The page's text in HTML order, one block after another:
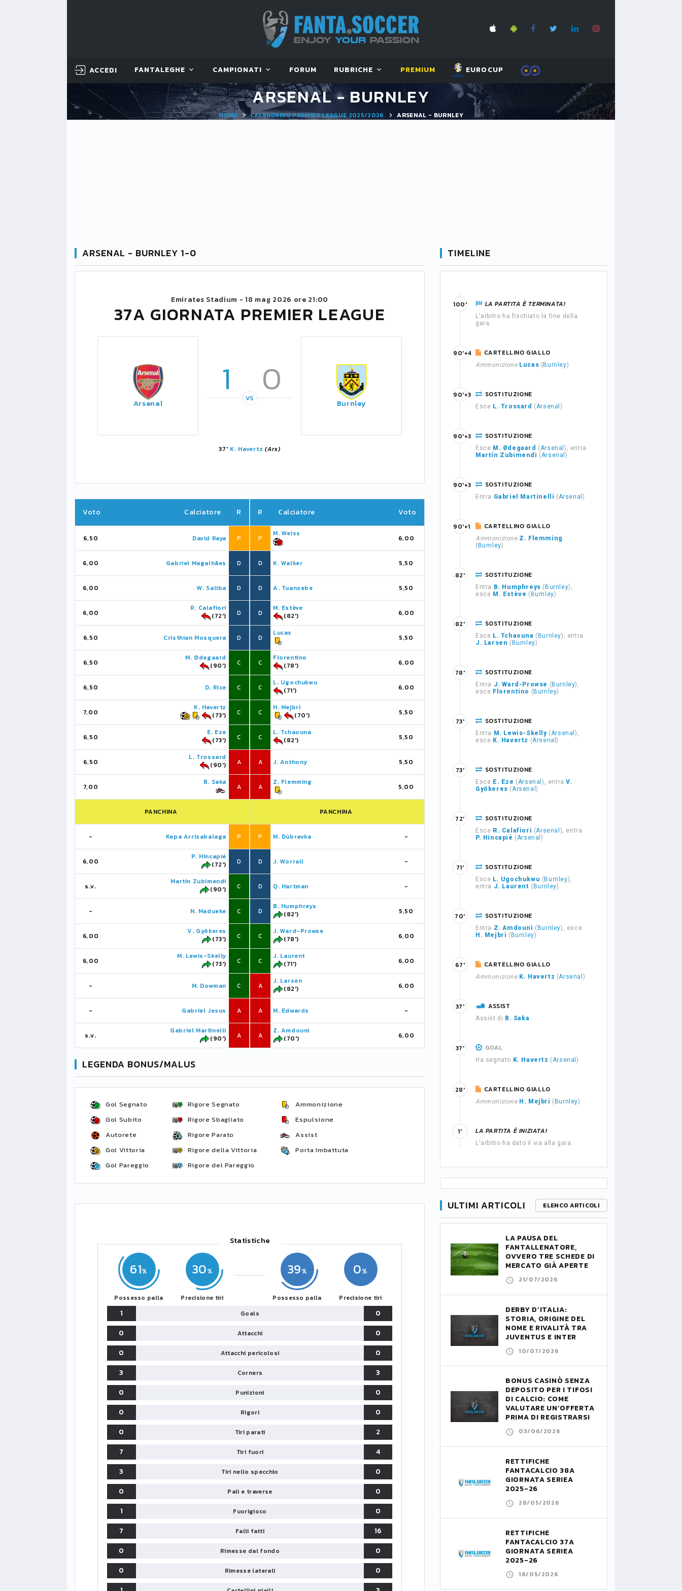
ACCEDI FANTALEGHE CAMPIONATI FORUM RUBRICHE PREMIUM EUROCUP
ARSENAL - BURNLEY
HOME CALENDARIO PREMIER LEAGUE 2025/2026 ARSENAL - BURNLEY
ARSENAL - BURNLEY 1-0
Emirates Stadium -18 mag 2026 ore 21:00
37A GIORNATA PREMIER LEAGUE
Arsenal
1 0
VS Burnley
37' K. Havertz (Ars)
Voto Calciatore R
6,50 David Raya P
6,00 Gabriel Magalhães D
6,00 W. Saliba D
6,00
R. Calafiori
(72')
D
6,50 Cristhian Mosquera D
6,50
M. Ødegaard
(90')
C
6,50 D. Rice C
7,00
K. Havertz
(73')
C
6,50
E. Eze
(73')
C
6,50
L. Trossard
(90')
A
7,00
B. Saka
A
PANCHINA
- Kepa Arrizabalaga P
6,00
P. Hincapié
(72')
D
s.v.
Martín Zubimendi
(90')
C
- N. Madueke C
6,00
V. Gyökeres
(73')
C
6,00
M. Lewis-Skelly
(73')
C
- M. Dowman C
- Gabriel Jesus A
s.v.
Gabriel Martinelli
(90')
A
R Calciatore Voto
P
M. Weiss
6,00
D K. Walker 5,50
D A. Tuanzebe 5,50
D
M. Estève
(82')
6,00
D
Lucas
5,50
C
Florentino
(78')
6,00
C
L. Ugochukwu
(71')
6,00
C
H. Mejbri
(70')
5,50
C
L. Tchaouna
(82')
5,50
A J. Anthony 5,50
A
Z. Flemming
5,00
PANCHINA
P M. Dúbravka -
D J. Worrall -
D Q. Hartman -
D
B. Humphreys
(82')
5,50
C
J. Ward-Prowse
(78')
6,00
C
J. Laurent
(71')
6,00
A
J. Larsen
(82')
6,00
A M. Edwards -
A
Z. Amdouni
(70')
6,00
LEGENDA BONUS/MALUS
Gol Segnato
Gol Subito
Autorete
Gol Vittoria
Gol Pareggio
Rigore Segnato
Rigore Sbagliato
Rigore Parato
Rigore della Vittoria
Rigore del Pareggio
Ammonizione
Espulsione
Assist
Porta Imbattuta
Statistiche
61
Possesso palla
30
Precisione tiri
39
Possesso palla
0
Precisione tiri
1 Goals
0
0
Attacchi
0
0
Attacchi pericolosi
0
3
Corners
3
0
Punizioni
0
0
Rigori
0
0
Tiri parati
2
7
Tiri fuori
4
3
Tiri nello specchio
0
0
Pali e traverse
0
1
Fuorigioco
0
7
Falli fatti
16
0
Rimesse dal fondo
0
0
Rimesse laterali
0
TIMELINE
LA PARTITA È TERMINATA!
L'arbitro ha fischiato la fine della
gara.
100'
CARTELLINO GIALLO
Ammonizione Lucas ( Burnley)
90'+4
SOSTITUZIONE
Esce L. Trossard (Arsenal)
90'+3
SOSTITUZIONE
Esce M. Ødegaard (Arsenal), entra
Martín Zubimendi (Arsenal)
90'+3
SOSTITUZIONE
Entra Gabriel Martinelli (Arsenal )
90'+3
CARTELLINO GIALLO
Ammonizione Z. Flemming
( Burnley)
90'+1
SOSTITUZIONE
Entra B. Humphreys ( Burnley),
esce M. Estève ( Burnley)
82'
SOSTITUZIONE
Esce L. Tchaouna ( Burnley), entra
J. Larsen ( Burnley)
82'
SOSTITUZIONE
Entra J. Ward-Prowse ( Burnley),
esce Florentino ( Burnley)
78'
SOSTITUZIONE
Entra M. Lewis-Skelly(Arsenal),
esce K. Havertz (Arsenal)
73'
SOSTITUZIONE
Esce E. Eze (Arsenal), entraV.
Gyökeres (Arsenal)
73'
SOSTITUZIONE
Esce R. Calafiori (Arsenal ), entra
P. Hincapié (Arsenal)
72'
SOSTITUZIONE
Esce L. Ugochukwu ( Burnley),
entra J. Laurent ( Burnley)
71'
SOSTITUZIONE
Entra Z. Amdouni ( Burnley), esce
H. Mejbri ( Burnley)
70'
CARTELLINO GIALLO
Ammonizione K. Havertz (Arsenal )
67'
ASSIST
Assist di B. Saka
37'
GOAL
Ha segnato K. Havertz (Arsenal)
37'
CARTELLINO GIALLO
Ammonizione H. Mejbri ( Burnley)
28'
LA PARTITA È INIZIATA!
L'arbitro ha dato il via alla gara.
1'
ULTIMI ARTICOLI ELENCO ARTICOLI
LA PAUSA DEL
FANTALLENATORE,
OVVERO TRE SCHEDE DI
MERCATO GIÀ APERTE
21/07/2026
DERBY D’ITALIA:
STORIA, ORIGINE DEL
NOME E RIVALITÀ TRA
JUVENTUS E INTER
10/07/2026
BONUS CASINÒ SENZA
DEPOSITO PER I TIFOSI
DI CALCIO: COME
VALUTARE UN’OFFERTA
PRIMA DI REGISTRARSI
03/06/2026
RETTIFICHE
FANTACALCIO 38A
GIORNATA SERIEA
2025-26
28/05/2026
RETTIFICHE
FANTACALCIO 37A
GIORNATA SERIEA
2025-26
18/05/2026